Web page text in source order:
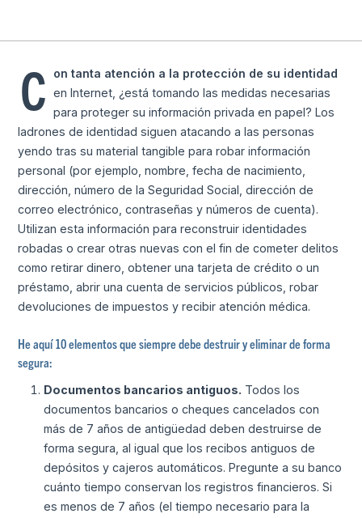
C
on tanta atención a la protección de su identidad
en Internet, ¿está tomando las medidas necesarias
para proteger su información privada en papel? Los
ladrones de identidad siguen atacando a las personas
yendo tras su material tangible para robar información
personal (por ejemplo, nombre, fecha de nacimiento,
dirección, número de la Seguridad Social, dirección de
correo electrónico, contraseñas y números de cuenta).
Utilizan esta información para reconstruir identidades
robadas o crear otras nuevas con el fin de cometer delitos
como retirar dinero, obtener una tarjeta de crédito o un
préstamo, abrir una cuenta de servicios públicos, robar
devoluciones de impuestos y recibir atención médica.
He aquí 10 elementos que siempre debe destruir y eliminar de forma
segura:
Documentos bancarios antiguos. Todos los
documentos bancarios o cheques cancelados con
más de 7 años de antigüedad deben destruirse de
forma segura, al igual que los recibos antiguos de
depósitos y cajeros automáticos. Pregunte a su banco
cuánto tiempo conservan los registros financieros. Si
es menos de 7 años (el tiempo necesario para la